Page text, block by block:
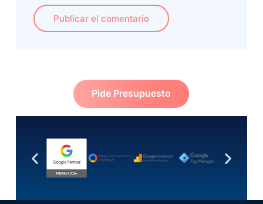
Publicar el comentario
Pide Presupuesto